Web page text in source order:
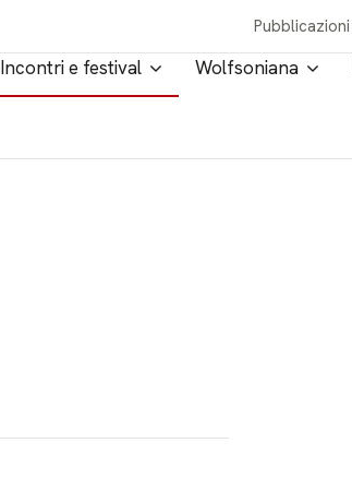
Pubblicazioni
Incontri e festival Wolfsoniana